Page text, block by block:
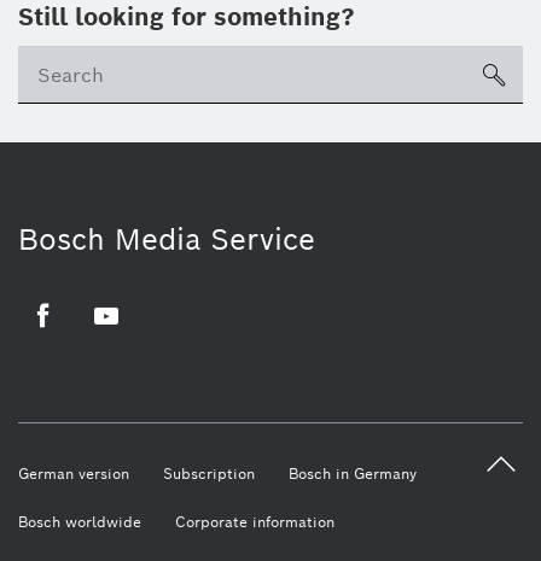
Still looking for something?
Bosch Media Service
German version Subscription Bosch in Germany
Bosch worldwide Corporate information